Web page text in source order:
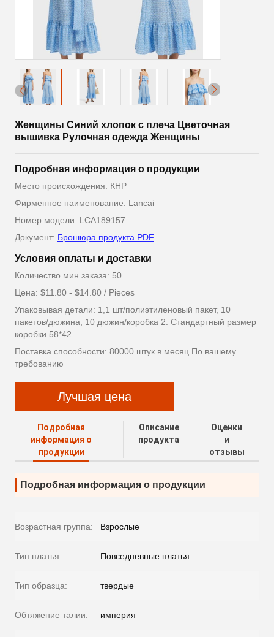
Женщины Синий хлопок с плеча Цветочная
вышивка Рулочная одежда Женщины
Подробная информация о продукции
Место происхождения: КНР
Фирменное наименование: Lancai
Номер модели: LCA189157
Документ: Брошюра продукта PDF
Условия оплаты и доставки
Количество мин заказа: 50
Цена: $11.80 - $14.80 / Pieces
Упаковывая детали: 1,1 шт/полиэтиленовый пакет, 10
пакетов/дюжина, 10 дюжин/коробка 2. Стандартный размер
коробки 58*42
Поставка способности: 80000 штук в месяц По вашему
требованию
Лучшая цена
Подробная
информация о
продукции
Описание
продукта
Оценки
и
отзывы
Подробная информация о продукции
Возрастная группа: Взрослые
Тип платья: Повседневные платья
Тип образца: твердые
Обтяжение талии: империя